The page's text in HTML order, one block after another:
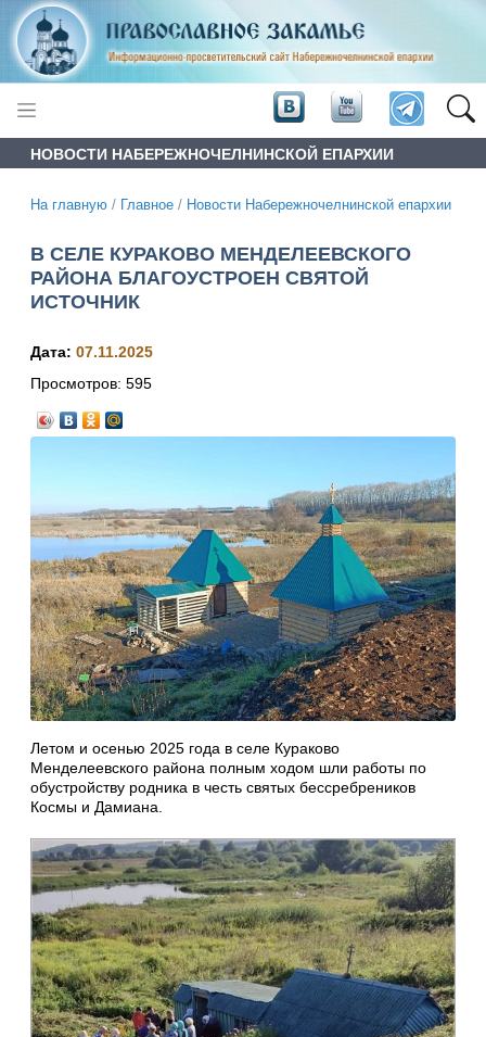
НОВОСТИ НАБЕРЕЖНОЧЕЛНИНСКОЙ ЕПАРХИИ
На главную / Главное / Новости Набережночелнинской епархии
В СЕЛЕ КУРАКОВО МЕНДЕЛЕЕВСКОГО
РАЙОНА БЛАГОУСТРОЕН СВЯТОЙ
ИСТОЧНИК
Дата: 07.11.2025
Просмотров: 595
Летом и осенью 2025 года в селе Кураково
Менделеевского района полным ходом шли работы по
обустройству родника в честь святых бессребреников
Космы и Дамиана.